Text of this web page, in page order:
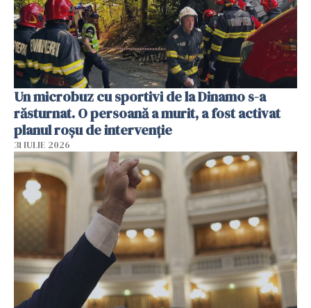
Un microbuz cu sportivi de la Dinamo s-a
răsturnat. O persoană a murit, a fost activat
planul roșu de intervenție
31 IULIE 2026